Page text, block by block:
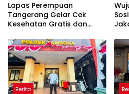
Lapas Perempuan
Tangerang Gelar Cek
Kesehatan Gratis dan
DNA bagi Petugas dan
Warga Binaan
Berita